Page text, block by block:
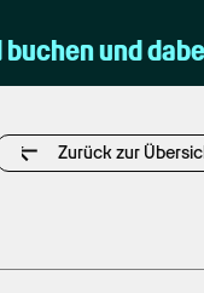
und
Zurück zur